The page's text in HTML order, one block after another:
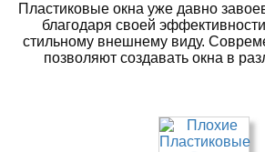
Пластиковые окна уже давно
благодаря своей
стильному внешнему виду.
позволяют создавать окна в